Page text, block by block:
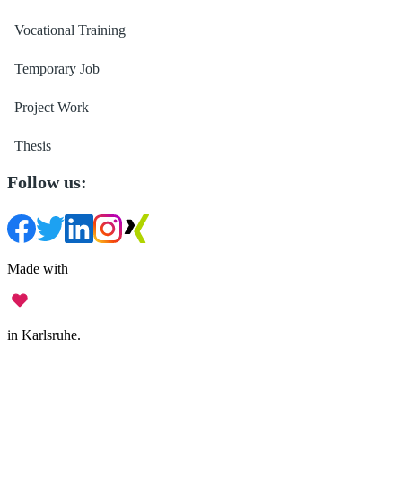
Vocational Training
Temporary Job
Project Work
Thesis
Follow us:
Made with
in Karlsruhe.